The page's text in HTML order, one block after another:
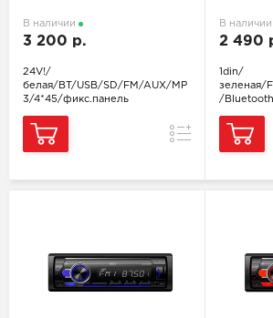
В наличии
3 200 р.
24V!/
белая/BT/USB/SD/FM/AUX/MP
3/4*45/фикс.панель
Сравнение
В наличии
2 490
1din/
зеленая/
/Bluetooth